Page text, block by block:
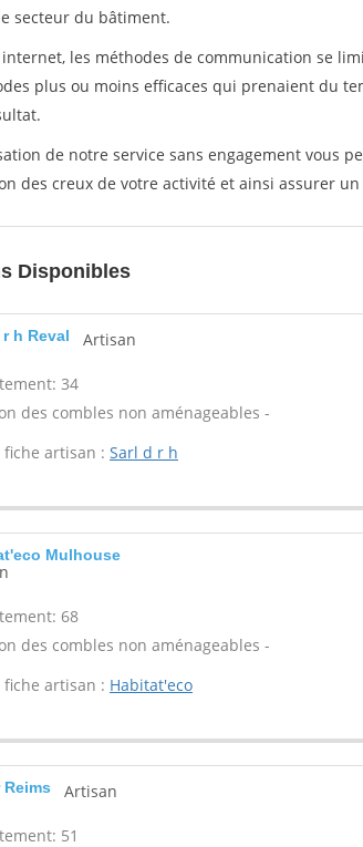
secteur du bâtiment.
les méthodes de communication se
plus ou moins efficaces qui prenaient du
de notre service sans engagement vous
des creux de votre activité et ainsi assurer
Disponibles
h Reval Artisan
34
des combles non aménageables -
fiche artisan : Sarl d r h
Mulhouse
68
des combles non aménageables -
fiche artisan : Habitat'eco
Reims Artisan
51